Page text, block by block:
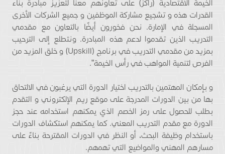
الخيمة الاقتصادية (راكز) على تعاونهم معنا لتعزيز مبادرة بناء
القدرات هذه و تشجيع مشاركة الموظفين و جميع الشركات الأخرى
المسجلة في الإمارة. نحن فخورون أيضًا بالتعاون مع مقدمي
التدريب الذين تقدموا لدعم هذه المبادرة. ونتطلع إلى الترحيب
بمزيد من مقدمي التدريب في برنامج (Upskill) و خلق المزيد من
الفرص لتنمية المواهب في رأس الخيمة”.
و بإمكان المهتمين بالتدريب اختيار الدورة التي يرغبون في الالتحاق
بها من بين الدورات المدرجة على موقع ريم الإلكتروني و التقدم
بطلب للحصول على رمز الخصم الذي يمكنهم استخدامه عند حجز
الدورة مع مقدم التدريب المعني. كما يمكنهم استكشاف الدورات
باستخدام وظيفة البحث، أو النظر في الدورات المقترحة بناءً على
مسارهم المهني والمواضيع التي تهمهم.